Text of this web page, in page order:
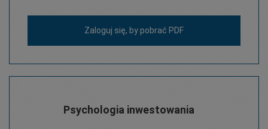
Zaloguj się, by pobrać PDF
Psychologia inwestowania